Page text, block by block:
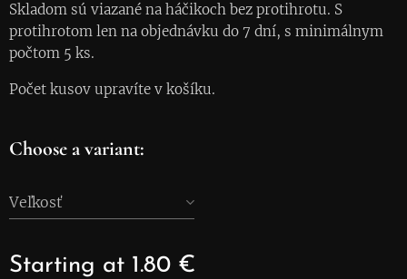
Skladom sú viazané na háčikoch bez protihrotu. S
protihrotom len na objednávku do 7 dní, s minimálnym
počtom 5 ks.
Počet kusov upravíte v košíku.
Choose a variant:
Veľkosť
Starting at 1.80 €